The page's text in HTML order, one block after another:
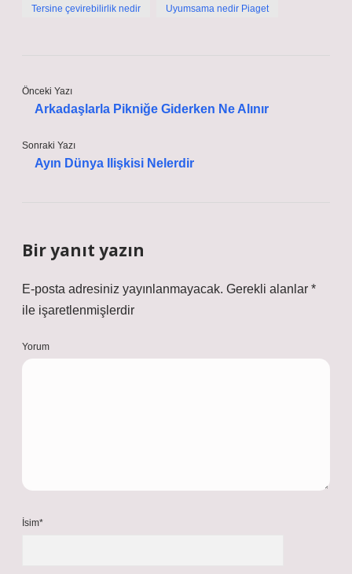
Tersine çevirebilirlik nedir Uyumsama nedir Piaget
Önceki Yazı
Arkadaşlarla Pikniğe Giderken Ne Alınır
Sonraki Yazı
Ayın Dünya Ilişkisi Nelerdir
Bir yanıt yazın
E-posta adresiniz yayınlanmayacak. Gerekli alanlar *
ile işaretlenmişlerdir
Yorum
İsim*